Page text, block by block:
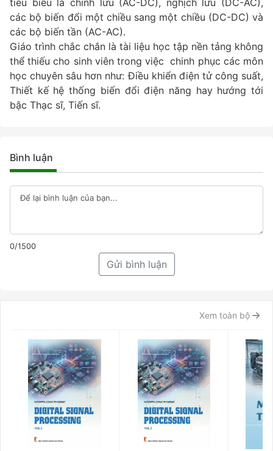
tiêu biểu là chỉnh lưu (AC-DC), nghịch lưu (DC-AC),
các bộ biến đổi một chiều sang một chiều (DC-DC) và
các bộ biến tần (AC-AC).
Giáo trình chắc chắn là tài liệu học tập nền tảng không
thể thiếu cho sinh viên trong việc chinh phục các môn
học chuyên sâu hơn như: Điều khiển điện tử công suất,
Thiết kế hệ thống biến đổi điện năng hay hướng tới
bậc Thạc sĩ, Tiến sĩ.
Bình luận
0/1500
Gửi bình luận
Xem toàn bộ